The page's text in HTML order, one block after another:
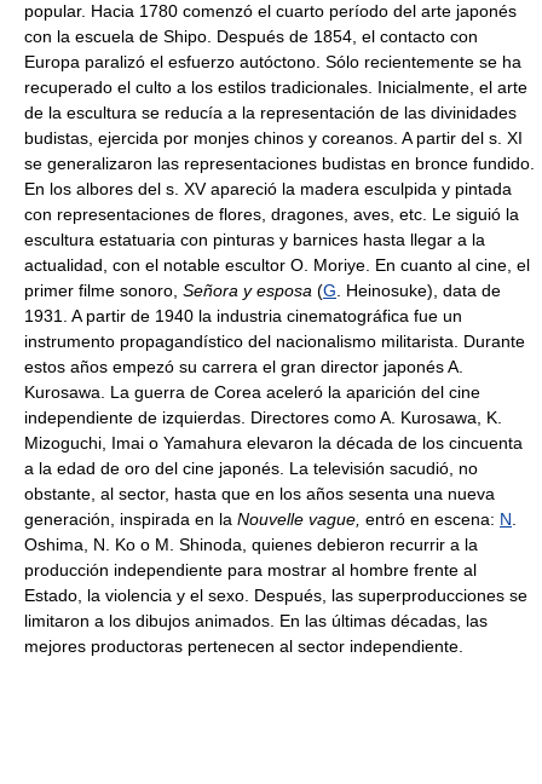
popular. Hacia 1780 comenzó el cuarto período del arte japonés
con la escuela de Shipo. Después de 1854, el contacto con
Europa paralizó el esfuerzo autóctono. Sólo recientemente se ha
recuperado el culto a los estilos tradicionales. Inicialmente, el arte
de la escultura se reducía a la representación de las divinidades
budistas, ejercida por monjes chinos y coreanos. A partir del s. XI
se generalizaron las representaciones budistas en bronce fundido.
En los albores del s. XV apareció la madera esculpida y pintada
con representaciones de flores, dragones, aves, etc. Le siguió la
escultura estatuaria con pinturas y barnices hasta llegar a la
actualidad, con el notable escultor O. Moriye. En cuanto al cine, el
primer filme sonoro, Señora y esposa (G. Heinosuke), data de
1931. A partir de 1940 la industria cinematográfica fue un
instrumento propagandístico del nacionalismo militarista. Durante
estos años empezó su carrera el gran director japonés A.
Kurosawa. La guerra de Corea aceleró la aparición del cine
independiente de izquierdas. Directores como A. Kurosawa, K.
Mizoguchi, Imai o Yamahura elevaron la década de los cincuenta
a la edad de oro del cine japonés. La televisión sacudió, no
obstante, al sector, hasta que en los años sesenta una nueva
generación, inspirada en la Nouvelle vague, entró en escena: N.
Oshima, N. Ko o M. Shinoda, quienes debieron recurrir a la
producción independiente para mostrar al hombre frente al
Estado, la violencia y el sexo. Después, las superproducciones se
limitaron a los dibujos animados. En las últimas décadas, las
mejores productoras pertenecen al sector independiente.